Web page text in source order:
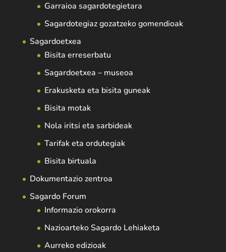
Garraioa sagardotegietara
Sagardotegiaz gozatzeko gomendioak
Sagardoetxea
Bisita erreserbatu
Sagardoetxea – museoa
Erakusketa eta bisita guneak
Bisita motak
Nola iritsi eta sarbideak
Tarifak eta ordutegiak
Bisita birtuala
Dokumentazio zentroa
Sagardo Forum
Informazio orokorra
Nazioarteko Sagardo Lehiaketa
Aurreko edizioak